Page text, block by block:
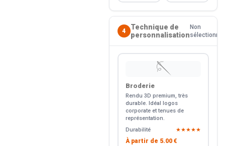
4
Technique de
personnalisation
Non
sélectionné
🪡
Broderie
Rendu 3D premium, très
durable. Idéal logos
corporate et tenues de
représentation.
Durabilité
★★★★★
À partir de 5.00 €